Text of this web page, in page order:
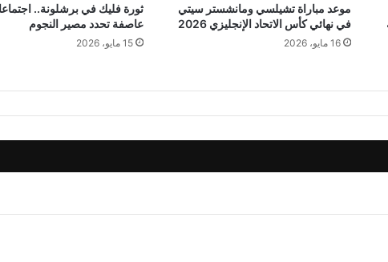
موعد مباراة تشيلسي ومانشستر سيتي
في نهائي كأس الاتحاد الإنجليزي 2026
16 مايو، 2026
ثورة فليك في برشلونة..
عاصفة تحدد مصير النجوم
15 مايو، 2026